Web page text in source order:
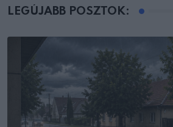
LEGÚJABB POSZTOK: